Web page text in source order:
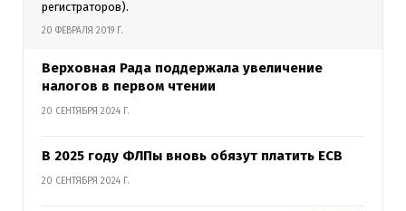
регистраторов).
20 ФЕВРАЛЯ 2019 Г.
Верховная Рада поддержала увеличение
налогов в первом чтении
20 СЕНТЯБРЯ 2024 Г.
В 2025 году ФЛПы вновь обязут платить ЕСВ
20 СЕНТЯБРЯ 2024 Г.